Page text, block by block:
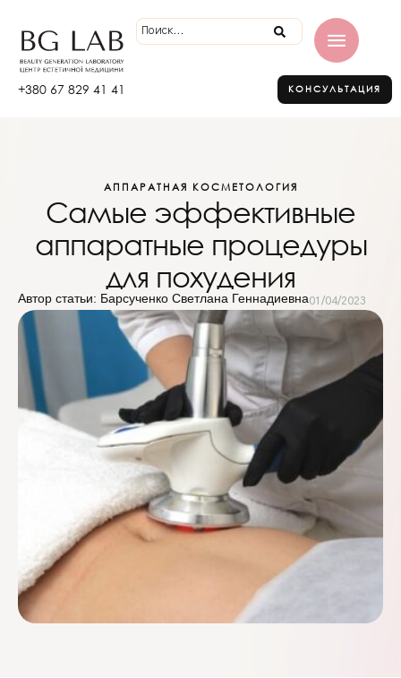
+380 67 829 41 41 КОНСУЛЬТАЦИЯ
АППАРАТНАЯ КОСМЕТОЛОГИЯ
Самые эффективные
аппаратные процедуры
для похудения
Автор статьи: Барсученко Светлана Геннадиевна01/04/2023